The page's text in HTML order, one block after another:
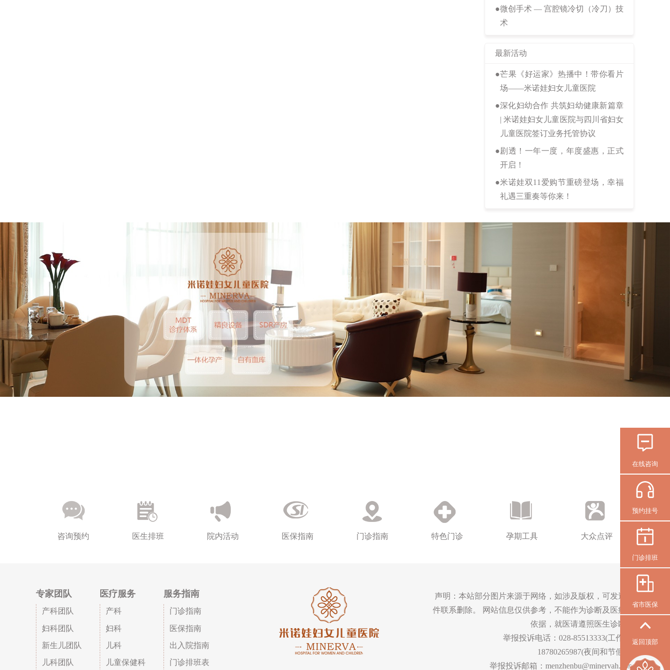
●微创手术 — 宫腔镜冷切（冷刀）技
术
最新活动
●芒果《好运家》热播中！带你看片
场——米诺娃妇女儿童医院
●深化妇幼合作 共筑妇幼健康新篇章
| 米诺娃妇女儿童医院与四川省妇女
儿童医院签订业务托管协议
●剧透！一年一度，年度盛惠，正式
开启！
●米诺娃双11爱购节重磅登场，幸福
礼遇三重奏等你来！
咨询预约 医生排班 院内活动 医保指南 门诊指南 特色门诊 孕期工具 大众点评
专家团队
产科团队
妇科团队
新生儿团队
儿科团队
医疗服务
产科
妇科
儿科
儿童保健科
服务指南
门诊指南
医保指南
出入院指南
门诊排班表
声明：本站部分图片来源于网络，如涉及版权，可发送邮
件联系删除。 网站信息仅供参考，不能作为诊断及医疗的
依据，就医请遵照医生诊断。
举报投诉电话：028-85513333(工作日)
18780265987(夜间和节假日)
举报投诉邮箱：menzhenbu@minervah.com
在线咨询
预约挂号
门诊排班
省市医保
返回顶部